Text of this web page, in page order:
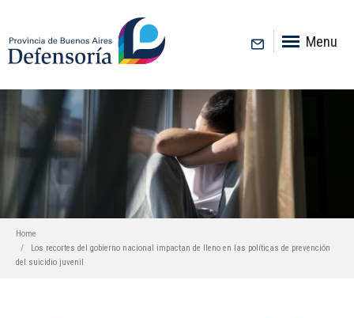
Menu
Home
Los recortes del gobierno nacional impactan de lleno en las políticas de prevención
del suicidio juvenil